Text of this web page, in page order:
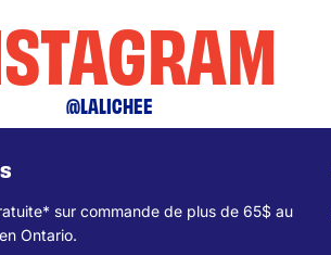
@LALICHEE
sur commande de plus de 65$ au
Ontario.